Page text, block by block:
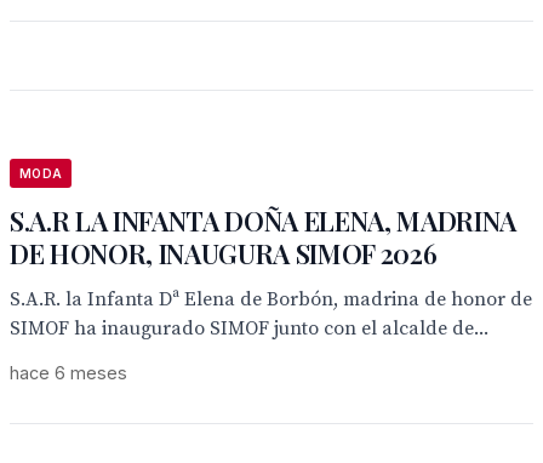
MODA
S.A.R LA INFANTA DOÑA ELENA, MADRINA
DE HONOR, INAUGURA SIMOF 2026
S.A.R. la Infanta Dª Elena de Borbón, madrina de honor de
SIMOF ha inaugurado SIMOF junto con el alcalde de...
hace 6 meses